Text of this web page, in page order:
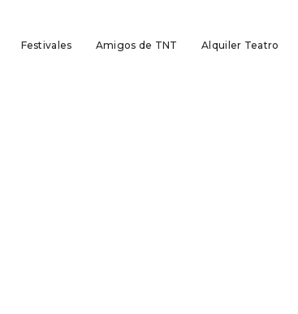
Festivales Amigos de TNT Alquiler Teatro